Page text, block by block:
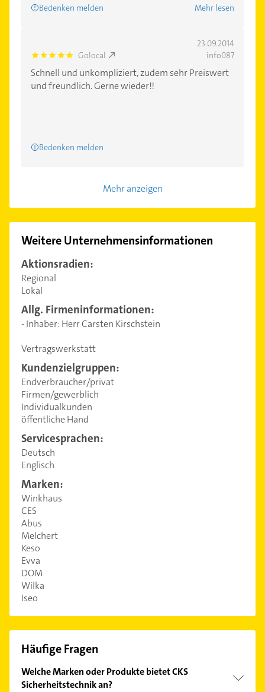
Bedenken melden Mehr lesen
23.09.2014
5.0 Golocal info087
Schnell und unkompliziert, zudem sehr Preiswert
und freundlich. Gerne wieder!!
Bedenken melden
Mehr anzeigen
Weitere Unternehmensinformationen
Aktionsradien:
Regional
Lokal
Allg. Firmeninformationen:
- Inhaber: Herr Carsten Kirschstein
Vertragswerkstatt
Kundenzielgruppen:
Endverbraucher/privat
Firmen/gewerblich
Individualkunden
öffentliche Hand
Servicesprachen:
Deutsch
Englisch
Marken:
Winkhaus
CES
Abus
Melchert
Keso
Evva
DOM
Wilka
Iseo
Häufige Fragen
Welche Marken oder Produkte bietet CKS
Sicherheitstechnik an?